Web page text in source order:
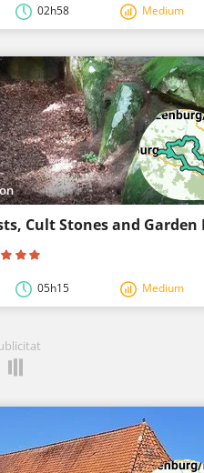
02h58 Medium
05h15 Medium